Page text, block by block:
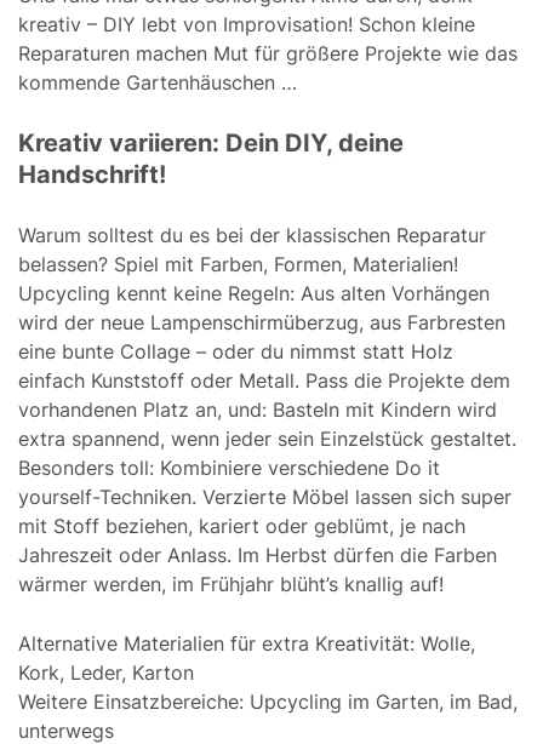
kreativ – DIY lebt von Improvisation! Schon kleine
Reparaturen machen Mut für größere Projekte wie das
kommende Gartenhäuschen …
Kreativ variieren: Dein DIY, deine
Handschrift!
Warum solltest du es bei der klassischen Reparatur
belassen? Spiel mit Farben, Formen, Materialien!
Upcycling kennt keine Regeln: Aus alten Vorhängen
wird der neue Lampenschirmüberzug, aus Farbresten
eine bunte Collage – oder du nimmst statt Holz
einfach Kunststoff oder Metall. Pass die Projekte dem
vorhandenen Platz an, und: Basteln mit Kindern wird
extra spannend, wenn jeder sein Einzelstück gestaltet.
Besonders toll: Kombiniere verschiedene Do it
yourself-Techniken. Verzierte Möbel lassen sich super
mit Stoff beziehen, kariert oder geblümt, je nach
Jahreszeit oder Anlass. Im Herbst dürfen die Farben
wärmer werden, im Frühjahr blüht’s knallig auf!
Alternative Materialien für extra Kreativität: Wolle,
Kork, Leder, Karton
Weitere Einsatzbereiche: Upcycling im Garten, im Bad,
unterwegs